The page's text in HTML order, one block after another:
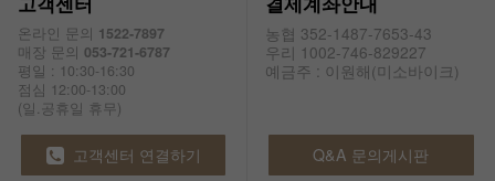
온라인 문의 1522-7897
매장 문의 053-721-6787
평일 : 10:30-16:30
점심 12:00-13:00
(일.공휴일 휴무)
농협 352-1487-7653-43
우리 1002-746-829227
예금주 : 이원해(미소바이크)
고객센터 연결하기 Q&A 문의게시판